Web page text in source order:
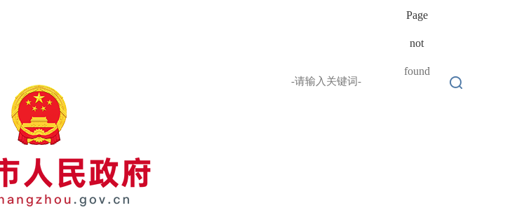
络
十
Page
not
found
365体育